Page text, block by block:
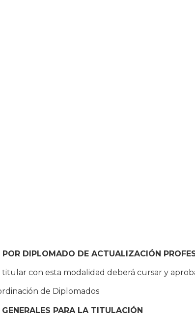
DIPLOMADO DE ACTUALIZACIÓN
titular con esta modalidad deberá cursar y
de Diplomados
PARA LA TITULACIÓN